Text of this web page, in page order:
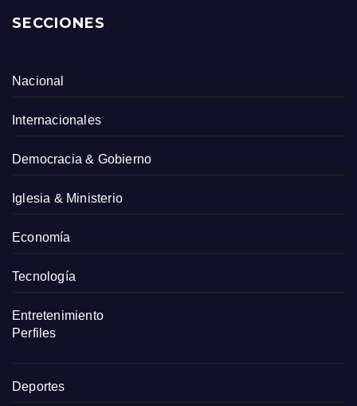
SECCIONES
Nacional
Internacionales
Democracia & Gobierno
Iglesia & Ministerio
Economía
Tecnología
Entretenimiento
Perfiles
Deportes